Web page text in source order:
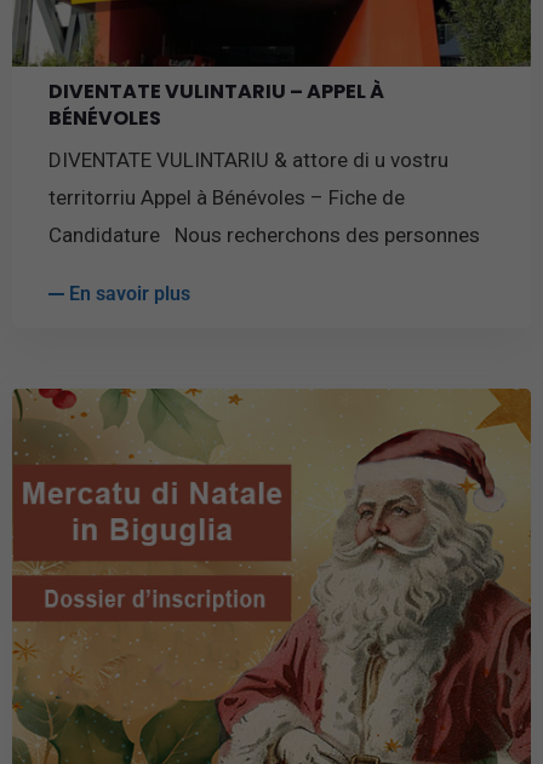
DIVENTATE VULINTARIU – APPEL À
BÉNÉVOLES
DIVENTATE VULINTARIU & attore di u vostru
territorriu Appel à Bénévoles – Fiche de
Candidature Nous recherchons des personnes
En savoir plus